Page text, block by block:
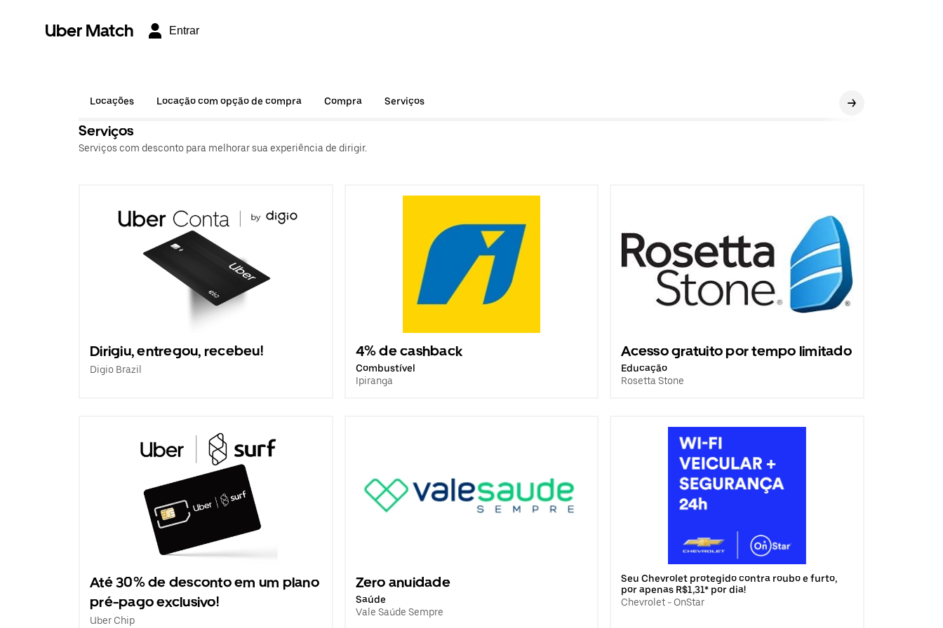
Uber Match Entrar
Locações Locação com opção de compra Compra Serviços
Serviços
Serviços com desconto para melhorar sua experiência de dirigir.
Dirigiu, entregou, recebeu!
Digio Brazil
4% de cashback
Combustível
Ipiranga
Acesso gratuito por tempo limitado
Educação
Rosetta Stone
Até 30% de desconto em um plano
pré-pago exclusivo!
Uber Chip
Zero anuidade
Saúde
Vale Saúde Sempre
Seu Chevrolet protegido contra roubo e furto,
por apenas R$1,31* por dia!
Chevrolet - OnStar